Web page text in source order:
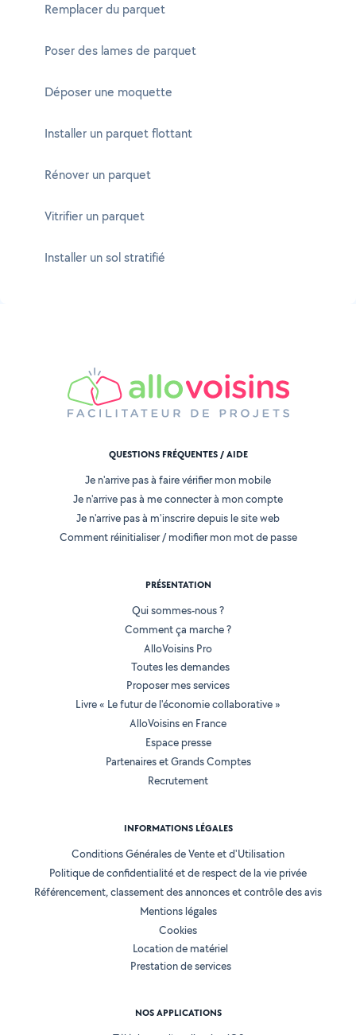
Remplacer du parquet
Poser des lames de parquet
Déposer une moquette
Installer un parquet flottant
Rénover un parquet
Vitrifier un parquet
Installer un sol stratifié
QUESTIONS FRÉQUENTES / AIDE
Je n'arrive pas à faire vérifier mon mobile
Je n'arrive pas à me connecter à mon compte
Je n'arrive pas à m'inscrire depuis le site web
Comment réinitialiser / modifier mon mot de passe
PRÉSENTATION
Qui sommes-nous ?
Comment ça marche ?
AlloVoisins Pro
Toutes les demandes
Proposer mes services
Livre « Le futur de l'économie collaborative »
AlloVoisins en France
Espace presse
Partenaires et Grands Comptes
Recrutement
INFORMATIONS LÉGALES
Conditions Générales de Vente et d'Utilisation
Politique de confidentialité et de respect de la vie privée
Référencement, classement des annonces et contrôle des avis
Mentions légales
Cookies
Location de matériel
Prestation de services
NOS APPLICATIONS